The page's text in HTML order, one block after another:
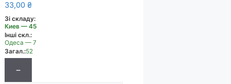
33,00₴
Зі складу:
Киев — 45
Інші скл.:
Одеса — 7
Загал.:52
−